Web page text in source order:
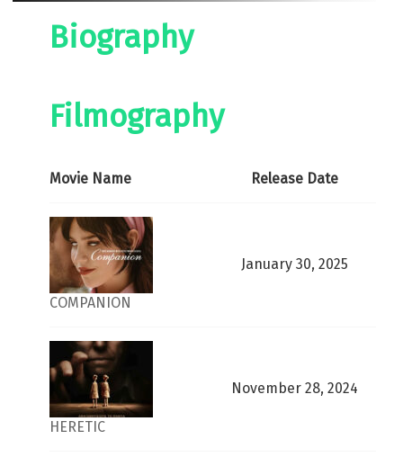
Biography
Filmography
Movie Name Release Date
COMPANION
January 30, 2025
HERETIC
November 28, 2024